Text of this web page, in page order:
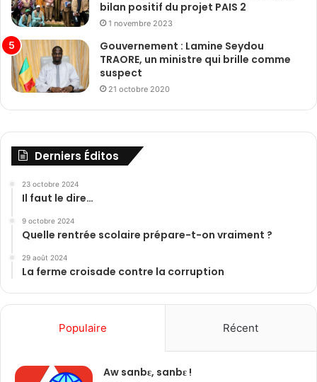
bilan positif du projet PAIS 2
1 novembre 2023
Gouvernement : Lamine Seydou
TRAORE, un ministre qui brille comme
suspect
21 octobre 2020
Derniers Éditos
23 octobre 2024
Il faut le dire…
9 octobre 2024
Quelle rentrée scolaire prépare-t-on vraiment ?
29 août 2024
La ferme croisade contre la corruption
Populaire Récent
Aw sanbɛ, sanbɛ !